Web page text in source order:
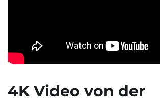
4K Video von der